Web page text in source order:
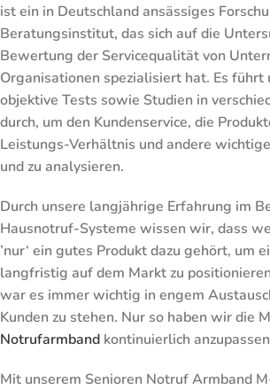
ist ein in Deutschland ansässiges
Beratungsinstitut, das sich auf die
Bewertung der Servicequalität von
Organisationen spezialisiert hat. Es führt
objektive Tests sowie Studien in
durch, um den Kundenservice, die
Leistungs-Verhältnis und andere
und zu analysieren.
Durch unsere langjährige Erfahrung im
Hausnotruf-Systeme wissen wir, dass
’nur‘ ein gutes Produkt dazu gehört, um
langfristig auf dem Markt zu
war es immer wichtig in engem
Kunden zu stehen. Nur so haben wir die
Notrufarmband kontinuierlich
Mit unserem Senioren Notruf Armband